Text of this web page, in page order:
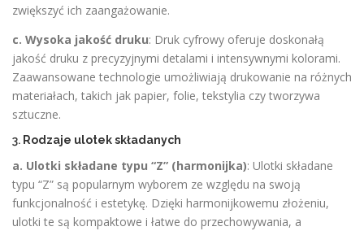
zwiększyć ich zaangażowanie.
c. Wysoka jakość druku: Druk cyfrowy oferuje doskonałą
jakość druku z precyzyjnymi detalami i intensywnymi kolorami.
Zaawansowane technologie umożliwiają drukowanie na różnych
materiałach, takich jak papier, folie, tekstylia czy tworzywa
sztuczne.
3. Rodzaje ulotek składanych
a. Ulotki składane typu “Z” (harmonijka): Ulotki składane
typu “Z” są popularnym wyborem ze względu na swoją
funkcjonalność i estetykę. Dzięki harmonijkowemu złożeniu,
ulotki te są kompaktowe i łatwe do przechowywania, a